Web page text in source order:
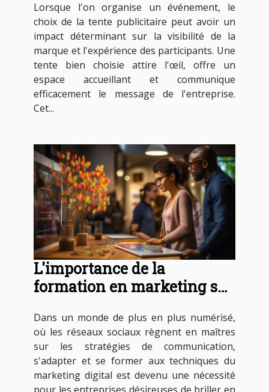
Lorsque l'on organise un événement, le
choix de la tente publicitaire peut avoir un
impact déterminant sur la visibilité de la
marque et l'expérience des participants. Une
tente bien choisie attire l'œil, offre un
espace accueillant et communique
efficacement le message de l'entreprise.
Cet...
L'importance de la
formation en marketing sur
Dans un monde de plus en plus numérisé,
où les réseaux sociaux règnent en maîtres
sur les stratégies de communication,
s'adapter et se former aux techniques du
marketing digital est devenu une nécessité